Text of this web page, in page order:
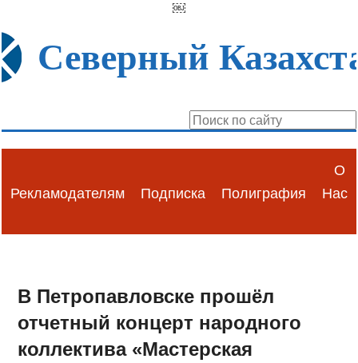
￼
Северный
Рекламодателям Подписка Полиграфия
О
Нас
В Петропавловске прошёл
отчетный концерт народного
коллектива «Мастерская